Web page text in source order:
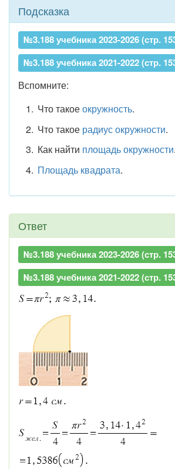
Подсказка
№3.188 учебника 2023-2026 (стр.
№3.188 учебника 2021-2022 (стр.
Вспомните:
Что такоеокружность.
Что такое радиус окружности.
Как найти площадь окружности.
Площадь квадрата.
Ответ
№3.188 учебника 2023-2026 (стр.
№3.188 учебника 2021-2022 (стр.